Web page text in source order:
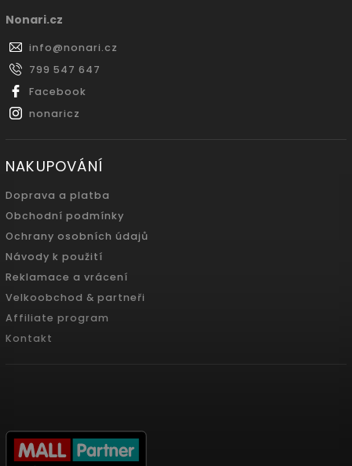
Nonari.cz
info@nonari.cz
799 547 647
Facebook
nonaricz
NAKUPOVÁNÍ
Doprava a platba
Obchodní podmínky
Ochrany osobních údajů
Návody k použití
Reklamace a vrácení
Velkoobchod & partneři
Affiliate program
Kontakt